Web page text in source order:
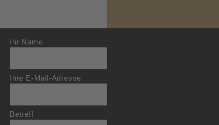
Ihr Name
Ihre E-Mail-Adresse
Betreff